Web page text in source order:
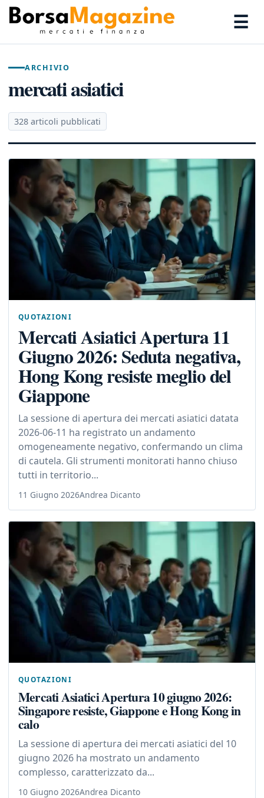
☰
ARCHIVIO
mercati asiatici
328 articoli pubblicati
QUOTAZIONI
Mercati Asiatici Apertura 11
Giugno 2026: Seduta negativa,
Hong Kong resiste meglio del
Giappone
La sessione di apertura dei mercati asiatici datata
2026-06-11 ha registrato un andamento
omogeneamente negativo, confermando un clima
di cautela. Gli strumenti monitorati hanno chiuso
tutti in territorio...
11 Giugno 2026Andrea Dicanto
QUOTAZIONI
Mercati Asiatici Apertura 10 giugno 2026:
Singapore resiste, Giappone e Hong Kong in
calo
La sessione di apertura dei mercati asiatici del 10
giugno 2026 ha mostrato un andamento
complesso, caratterizzato da...
10 Giugno 2026Andrea Dicanto